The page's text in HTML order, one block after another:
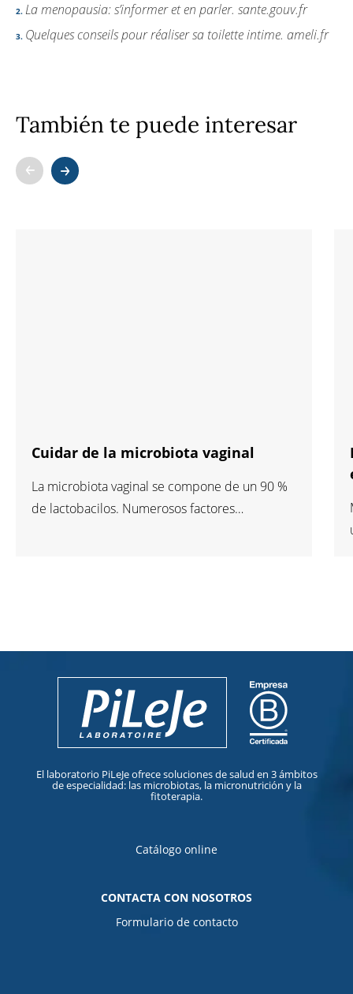
La menopausia: s’informer et en parler. sante.gouv.fr
Quelques conseils pour réaliser sa toilette intime. ameli.fr
También te puede interesar
Cuidar de la microbiota vaginal
La microbiota vaginal se compone de un 90 %
de lactobacilos. Numerosos factores
El laboratorio PiLeJe ofrece soluciones de salud en 3 ámbitos
de especialidad: las microbiotas, la micronutrición y la
fitoterapia.
Catálogo online
CONTACTA CON NOSOTROS
Formulario de contacto